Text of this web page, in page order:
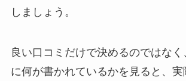
しましょう。
良い口コミだけで決めるのではなく
に何が書かれているかを見ると、